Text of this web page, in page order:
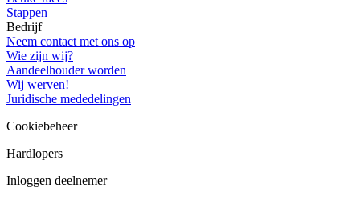
Stappen
Bedrijf
Neem contact met ons op
Wie zijn wij?
Aandeelhouder worden
Wij werven!
Juridische mededelingen
Cookiebeheer
Hardlopers
Inloggen deelnemer